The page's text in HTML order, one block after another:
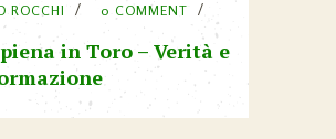
ROCCHI 0 COMMENT
in Toro – Verità e